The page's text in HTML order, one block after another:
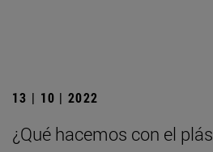
13 | 10 | 2022
¿Qué hacemos con el